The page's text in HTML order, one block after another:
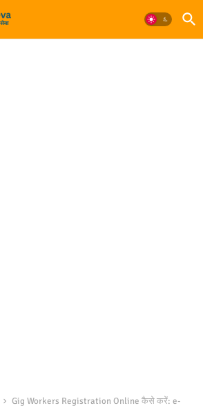
Gig Workers Registration Online कैसे करें: e-